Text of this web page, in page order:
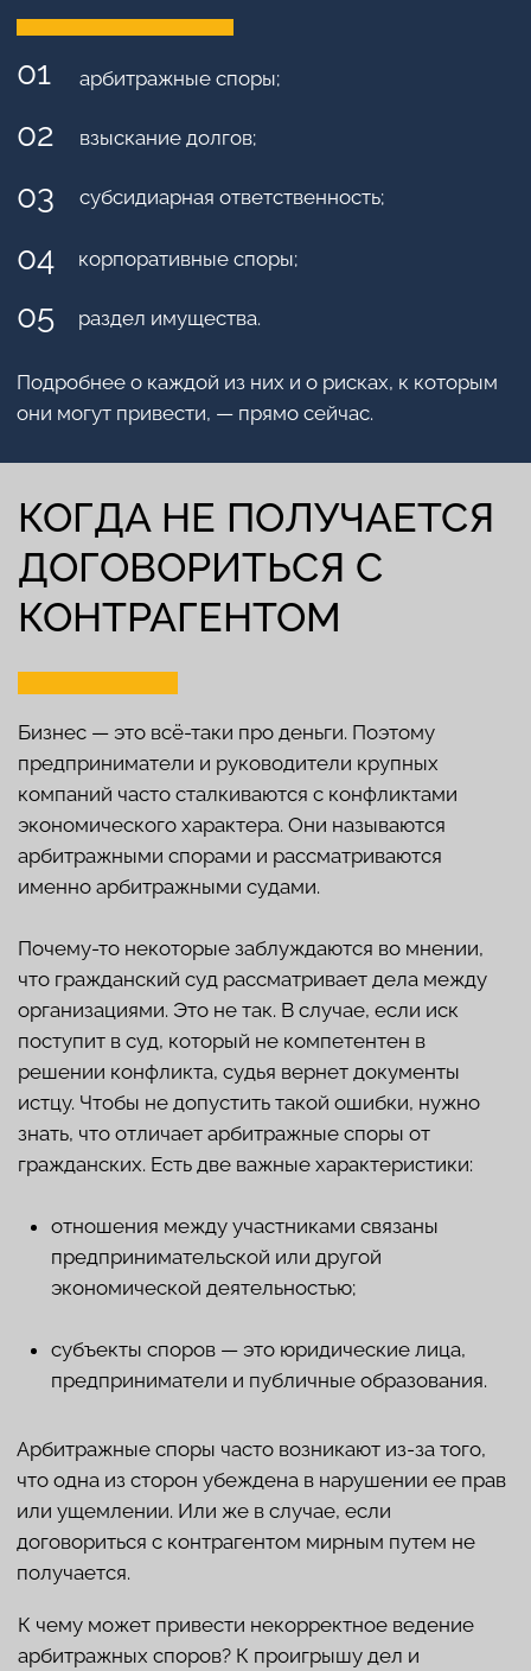
К чему может привести некорректное ведение
материальному ущербу. У крупных предприятий
важно находить
хороших специалистов , дабы
избежать рисков.
знать, что отличает арбитражные споры от
гражданских. Есть две важные характеристики:
отношения между участниками связаны
предприниматели и публичные образования.
что одна из сторон убеждена в нарушении ее прав
получается.
ЗАКОННО ВЕРНУТЬ
ДОЛГИ
Дебиторская задолженность— два слова, от
которых каждому руководителю отдела продаж
или владельцу компании становится не по себе.
Конечно, ее совершенное отсутствие при ведении
возвращать долги не собираются.
досудебном порядке. В этом может помочь юрист и
но жесткими методами вернуть деньги.
Но мало какому руководителю захочется портить
отношения со своими контрагентами даже в такой
ситуации. Поэтому, не реагируя на заказные письма
на адреса клиентов с условиями возврата, дело
который работает с подобными проблемами и
помог сотням таких же компаний, не обойтись.